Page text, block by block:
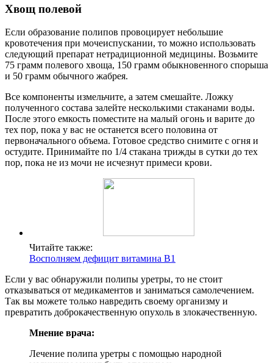
Хвощ полевой
Если образование полипов провоцирует небольшие
кровотечения при мочеиспускании, то можно использовать
следующий препарат нетрадиционной медицины. Возьмите
75 грамм полевого хвоща, 150 грамм обыкновенного спорыша
и 50 грамм обычного жабрея.
Все компоненты измельчите, а затем смешайте. Ложку
полученного состава залейте несколькими стаканами воды.
После этого емкость поместите на малый огонь и варите до
тех пор, пока у вас не останется всего половина от
первоначального объема. Готовое средство снимите с огня и
остудите. Принимайте по 1/4 стакана трижды в сутки до тех
пор, пока не из мочи не исчезнут примеси крови.
Читайте также:
Восполняем дефицит витамина В1
Если у вас обнаружили полипы уретры, то не стоит
отказываться от медикаментов и заниматься самолечением.
Так вы можете только навредить своему организму и
превратить доброкачественную опухоль в злокачественную.
Мнение врача:
Лечение полипа уретры с помощью народной